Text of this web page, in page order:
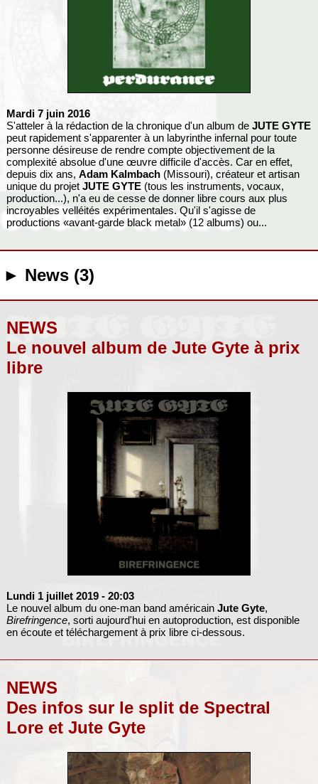
Mardi 7 juin 2016
S'atteler à la rédaction de la chronique d'un album de JUTE GYTE
peut rapidement s'apparenter à un labyrinthe infernal pour toute
personne désireuse de rendre compte objectivement de la
complexité absolue d'une œuvre difficile d'accès. Car en effet,
depuis dix ans, Adam Kalmbach(Missouri), créateur et artisan
unique du projet JUTE GYTE(tous les instruments, vocaux,
production...), n'a eu de cesse de donner libre cours aux plus
incroyables velléités expérimentales. Qu'il s'agisse de
productions «avant-garde black metal» (12 albums) ou...
► News (3)
NEWS
Le nouvel album de Jute Gyte à prix
libre
Lundi 1 juillet 2019 - 20:03
Le nouvel album du one-man band américain Jute Gyte,
Birefringence, sorti aujourd'hui en autoproduction, est disponible
en écoute et téléchargement à prix libre ci-dessous.
NEWS
Des infos sur le split de Spectral
Lore et Jute Gyte